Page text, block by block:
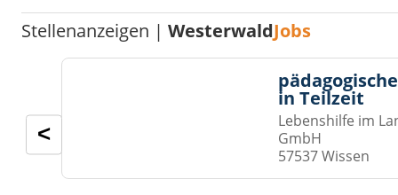
Stellenanzeigen |WesterwaldJobs
in Teilzeit
Lebenshilfe im
GmbH
57537 Wissen
<